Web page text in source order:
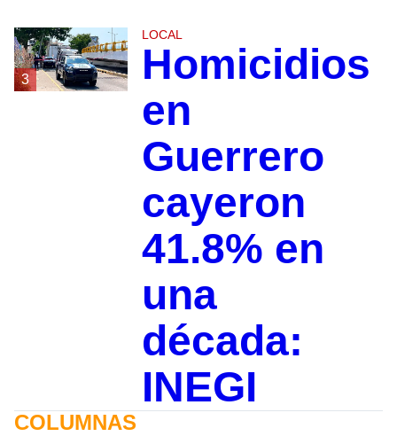
3
LOCAL
Homicidios
en
Guerrero
cayeron
41.8% en
una
década:
INEGI
COLUMNAS